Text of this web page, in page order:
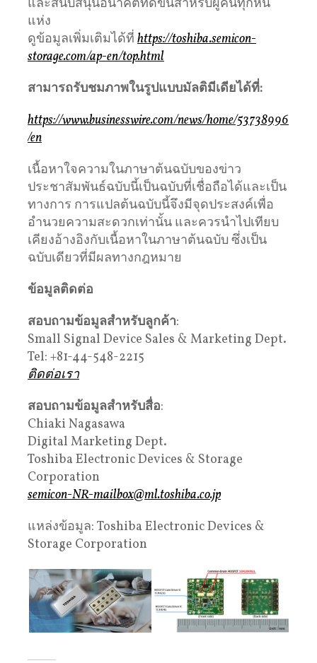
และสนับสนุนอนาคตที่ดีขึ้นสำหรับผู้คนทุกหน
แห่ง
ดูข้อมูลเพิ่มเติมได้ที่ https://toshiba.semicon-
storage.com/ap-en/top.html
สามารถรับชมภาพในรูปแบบมัลติมีเดียได้ที่:
https://www.businesswire.com/news/home/53738996
/en
เนื้อหาใจความในภาษาต้นฉบับของข่าว
ประชาสัมพันธ์ฉบับนี้เป็นฉบับที่เชื่อถือได้และเป็น
ทางการ การแปลต้นฉบับนี้จึงมีจุดประสงค์เพื่อ
อำนวยความสะดวกเท่านั้น และควรนำไปเทียบ
เคียงอ้างอิงกับเนื้อหาในภาษาต้นฉบับ ซึ่งเป็น
ฉบับเดียวที่มีผลทางกฎหมาย
ข้อมูลติดต่อ
สอบถามข้อมูลสำหรับลูกค้า:
Small Signal Device Sales & Marketing Dept.
Tel: +81-44-548-2215
ติดต่อเรา
สอบถามข้อมูลสำหรับสื่อ:
Chiaki Nagasawa
Digital Marketing Dept.
Toshiba Electronic Devices & Storage
Corporation
semicon-NR-mailbox@ml.toshiba.co.jp
แหล่งข้อมูล: Toshiba Electronic Devices &
Storage Corporation